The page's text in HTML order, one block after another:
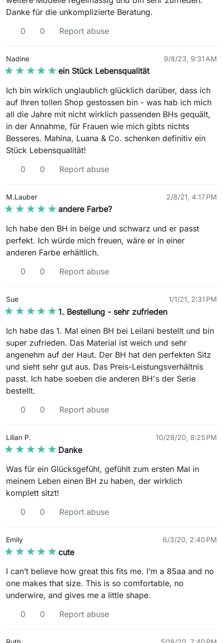
Danke für die unkomplizierte Beratung.
0
0 Report abuse
Nadine 9/8/23, 9:31 AM
★★★★★
★★★★★ ein Stück Lebensqualität
Ich bin wirklich unglaublich glücklich darüber, dass ich
auf Ihren tollen Shop gestossen bin - was hab ich mich
all die Jahre mit nicht wirklich passenden BHs gequält,
in der Annahme, für Frauen wie mich gibts nichts
Besseres. Mahina, Luana & Co. schenken definitiv ein
Stück Lebensqualität!
0
0 Report abuse
M.Lauber 2/8/21, 4:17 PM
★★★★★
★★★★★ andere Farbe?
Ich habe den BH in beige und schwarz und er passt
perfekt. Ich würde mich freuen, wäre er in einer
anderen Farbe erhältlich.
0
0 Report abuse
Sue 1/1/21, 2:31 PM
★★★★★
★★★★★ 1. Bestellung - sehr zufrieden
Ich habe das 1. Mal einen BH bei Leilani bestellt und bin
super zufrieden. Das Material ist weich und sehr
angenehm auf der Haut. Der BH hat den perfekten Sitz
und sieht sehr gut aus. Das Preis-Leistungsverhältnis
passt. Ich habe soeben die anderen BH's der Serie
bestellt.
0
0 Report abuse
Lilian P. 10/28/20, 8:25 PM
★★★★★
★★★★★ Danke
Was für ein Glücksgefühl, gefühlt zum ersten Mal in
meinem Leben einen BH zu haben, der wirklich
komplett sitzt!
0
0 Report abuse
Emily 6/3/20, 2:40 PM
★★★★★
★★★★★ cute
I can’t believe how great this fits me. I’m a 85aa and no
one makes that size. This is so comfortable, no
underwire, and gives me a little shape.
0
0 Report abuse